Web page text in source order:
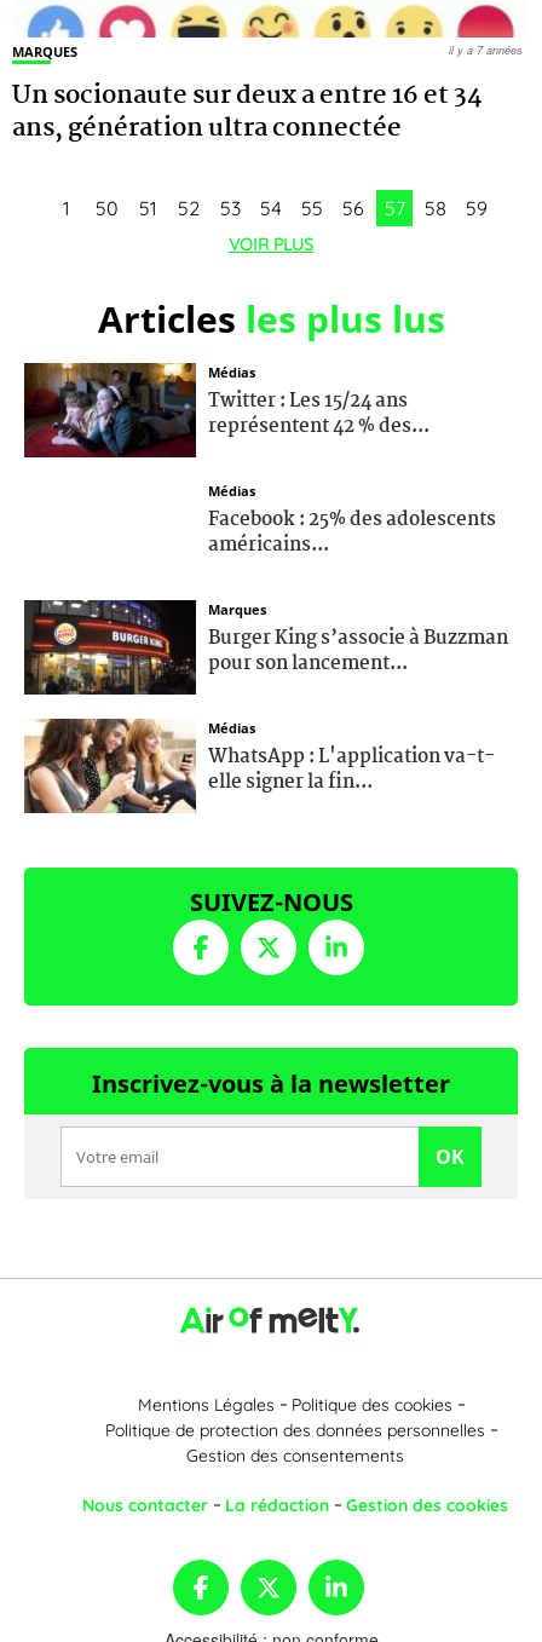
MARQUES
Un socionaute sur deux a entre 16 et 34
ans, génération ultra connectée
il y a 7 années
1 50 51 52 53 54 55 56 57 58 59
VOIR PLUS
Articles les plus lus
Médias
Twitter : Les 15/24 ans
représentent 42 % des...
Médias
Facebook : 25% des adolescents
américains...
Marques
Burger King s’associe à Buzzman
pour son lancement...
Médias
WhatsApp : L'application va-t-
elle signer la fin...
SUIVEZ-NOUS
Inscrivez-vous à la newsletter
OK
Mentions Légales
Politique des cookies
Politique de protection des données personnelles
Gestion des consentements
Nous contacter La rédaction Gestion des cookies